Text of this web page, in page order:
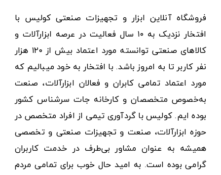
فروشگاه آنلاین ابزار و تجهیزات صنعتی کولیس با
افتخار نزدیک به ۱۰ سال فعالیت در عرصه ابزارآلات و
کالاهای صنعتی توانسته مورد اعتماد بیش از ۱۲۰ هزار
نفر کاربر تا به امروز باشد. با افتخار به خود میبالیم که
مورد اعتماد تمامی کابران و فعالان ابزارآلات، صنعت
به‌خصوص متخصصان و کارخانه جات سرشناس کشور
بوده ایم. کولیس با گردآوری تیمی از افراد متخصص در
حوزه ابزارآلات، صنعت و تجهیزات صنعتی و تخصصی
همیشه به عنوان مشاور بی‌طرف در خدمت کاربران
گرامی بوده است. به امید حال خوب برای تمامی مردم